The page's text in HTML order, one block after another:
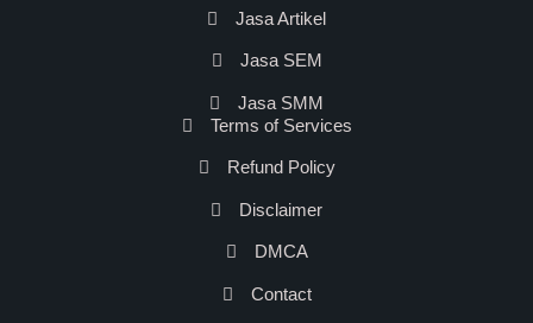
Jasa Artikel
Jasa SEM
Jasa SMM
Terms of Services
Refund Policy
Disclaimer
DMCA
Contact